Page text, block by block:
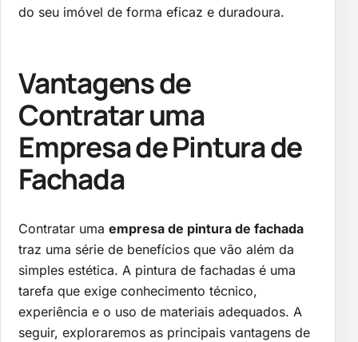
do seu imóvel de forma eficaz e duradoura.
Vantagens de
Contratar uma
Empresa de Pintura de
Fachada
Contratar uma empresa de pintura de fachada
traz uma série de benefícios que vão além da
simples estética. A pintura de fachadas é uma
tarefa que exige conhecimento técnico,
experiência e o uso de materiais adequados. A
seguir, exploraremos as principais vantagens de